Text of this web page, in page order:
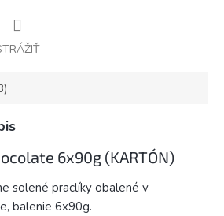
6x90g (KARTÓN)
solené praclíky obalené v
balenie 6x90g.